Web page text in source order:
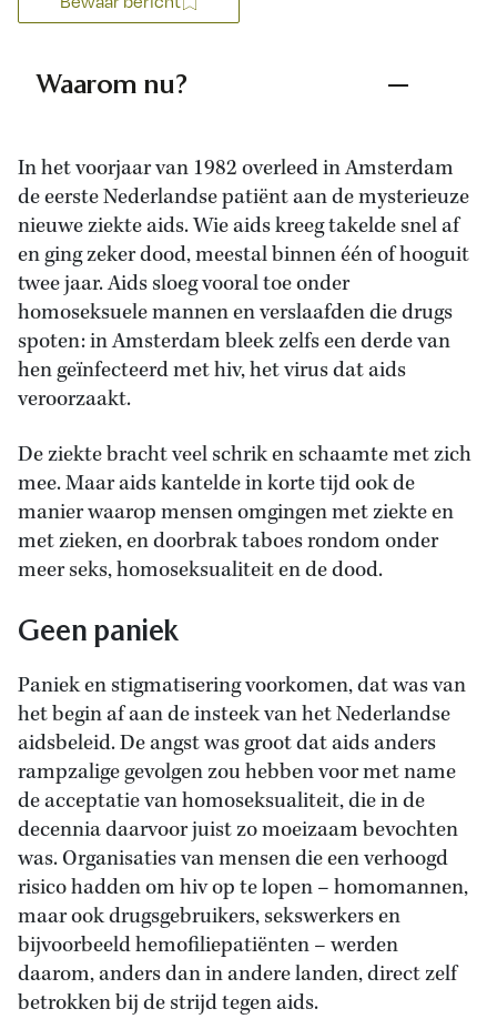
Waarom nu?
In het voorjaar van 1982 overleed in Amsterdam
de eerste Nederlandse patiënt aan de mysterieuze
nieuwe ziekte aids. Wie aids kreeg takelde snel af
en ging zeker dood, meestal binnen één of hooguit
twee jaar. Aids sloeg vooral toe onder
homoseksuele mannen en verslaafden die drugs
spoten: in Amsterdam bleek zelfs een derde van
hen geïnfecteerd met hiv, het virus dat aids
veroorzaakt.
De ziekte bracht veel schrik en schaamte met zich
mee. Maar aids kantelde in korte tijd ook de
manier waarop mensen omgingen met ziekte en
met zieken, en doorbrak taboes rondom onder
meer seks, homoseksualiteit en de dood.
Geen paniek
Paniek en stigmatisering voorkomen, dat was van
het begin af aan de insteek van het Nederlandse
aidsbeleid. De angst was groot dat aids anders
rampzalige gevolgen zou hebben voor met name
de acceptatie van homoseksualiteit, die in de
decennia daarvoor juist zo moeizaam bevochten
was. Organisaties van mensen die een verhoogd
risico hadden om hiv op te lopen – homomannen,
maar ook drugsgebruikers, sekswerkers en
bijvoorbeeld hemofiliepatiënten – werden
daarom, anders dan in andere landen, direct zelf
betrokken bij de strijd tegen aids.